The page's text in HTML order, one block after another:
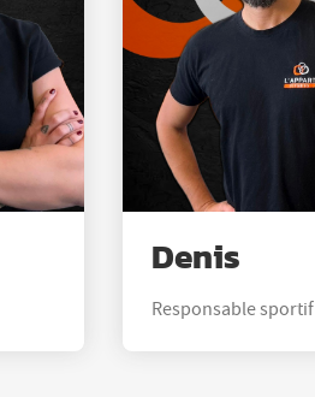
Denis
Responsable sportif